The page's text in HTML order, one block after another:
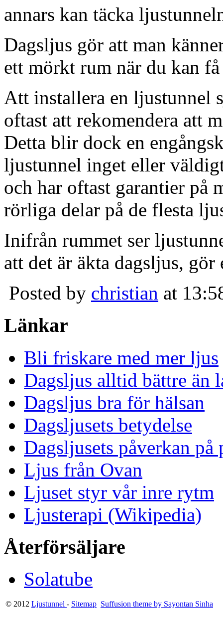
annars kan täcka
Dagsljus gör att man
ett mörkt rum när du kan
Att installera en ljustunnel
oftast att rekomendera att
Detta blir dock en
ljustunnel inget eller
och har oftast garantier på
rörliga delar på de flesta
Inifrån rummet ser
att det är äkta dagsljus,
Posted by christian at
Länkar
Bli friskare med mer ljus
Dagsljus alltid bättre än
Dagsljus bra för hälsan
Dagsljusets betydelse
Dagsljusets påverkan på
Ljus från Ovan
Ljuset styr vår inre rytm
Ljusterapi (Wikipedia)
Återförsäljare
Solatube
© 2012 Ljustunnel - Sitemap Suffusion theme by Sayontan Sinha